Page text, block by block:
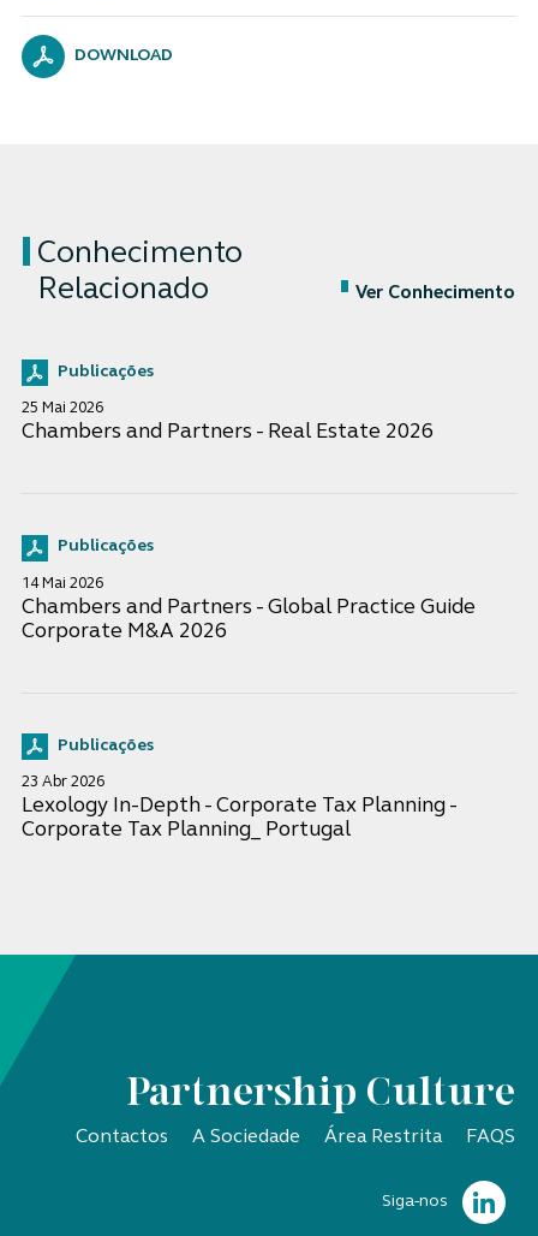
DOWNLOAD
Conhecimento
Relacionado
Ver Conhecimento
Publicações
25 Mai 2026
Chambers and Partners - Real Estate 2026
Publicações
14 Mai 2026
Chambers and Partners - Global Practice Guide
Corporate M&A 2026
Publicações
23 Abr 2026
Lexology In-Depth - Corporate Tax Planning -
Corporate Tax Planning_ Portugal
Partnership Culture
Contactos A Sociedade Área Restrita FAQS
Siga-nos